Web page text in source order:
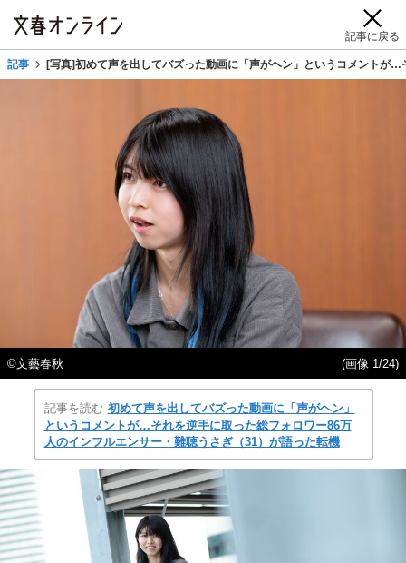
記事に戻る
記事 [写真]初めて声を出してバズった動画に「声がヘン」というコメントが
©文藝春秋 (画像 1/24)
記事を読む 初めて声を出してバズった動画に「声がヘン」
というコメントが…それを逆手に取った総フォロワー86万
人のインフルエンサー・難聴うさぎ（31）が語った転機